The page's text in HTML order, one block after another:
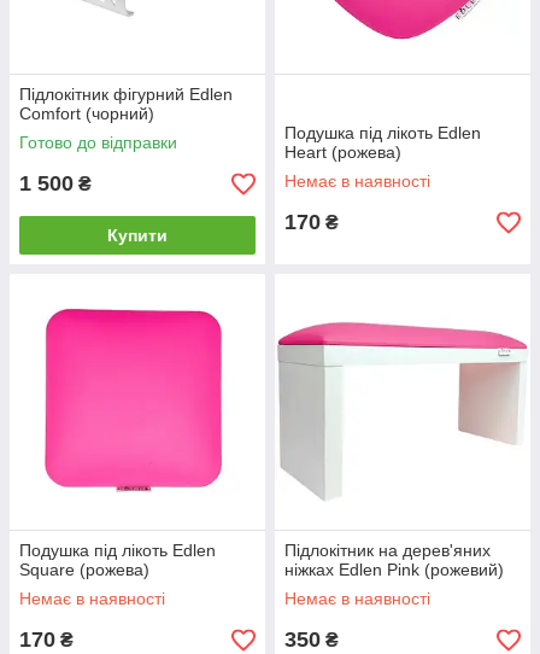
Підлокітник фігурний Edlen
Comfort (чорний)
Готово до відправки
1 500 ₴
Купити
Подушка під лікоть Edlen
Heart (рожева)
Немає в наявності
170 ₴
Подушка під лікоть Edlen
Square (рожева)
Немає в наявності
170 ₴
Підлокітник на дерев'яних
ніжках Edlen Pink (рожевий)
Немає в наявності
350 ₴